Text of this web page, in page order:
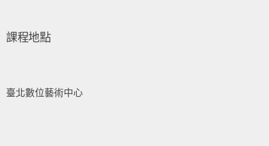
課程地點
臺北數位藝術中心